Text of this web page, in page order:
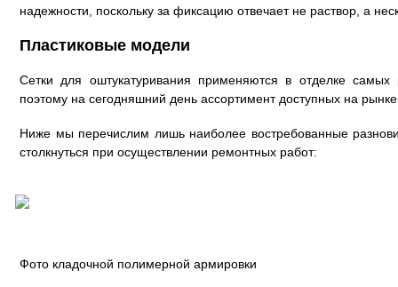
надежности, поскольку за фиксацию отвечает не раствор, а
Пластиковые модели
Сетки для оштукатуривания применяются в отделке
поэтому на сегодняшний день ассортимент доступных на
Ниже мы перечислим лишь наиболее востребованные
столкнуться при осуществлении ремонтных работ:
Фото кладочной полимерной армировки